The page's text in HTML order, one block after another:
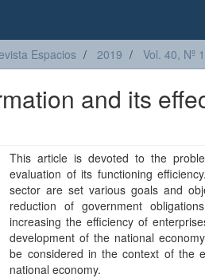
Espacios 2019 Vol. 40, Nº
and its
This article is devoted to the
evaluation of its functioning
sector are set various goals and
reduction of government
increasing the efficiency of
development of the national
be considered in the context of the
national economy.